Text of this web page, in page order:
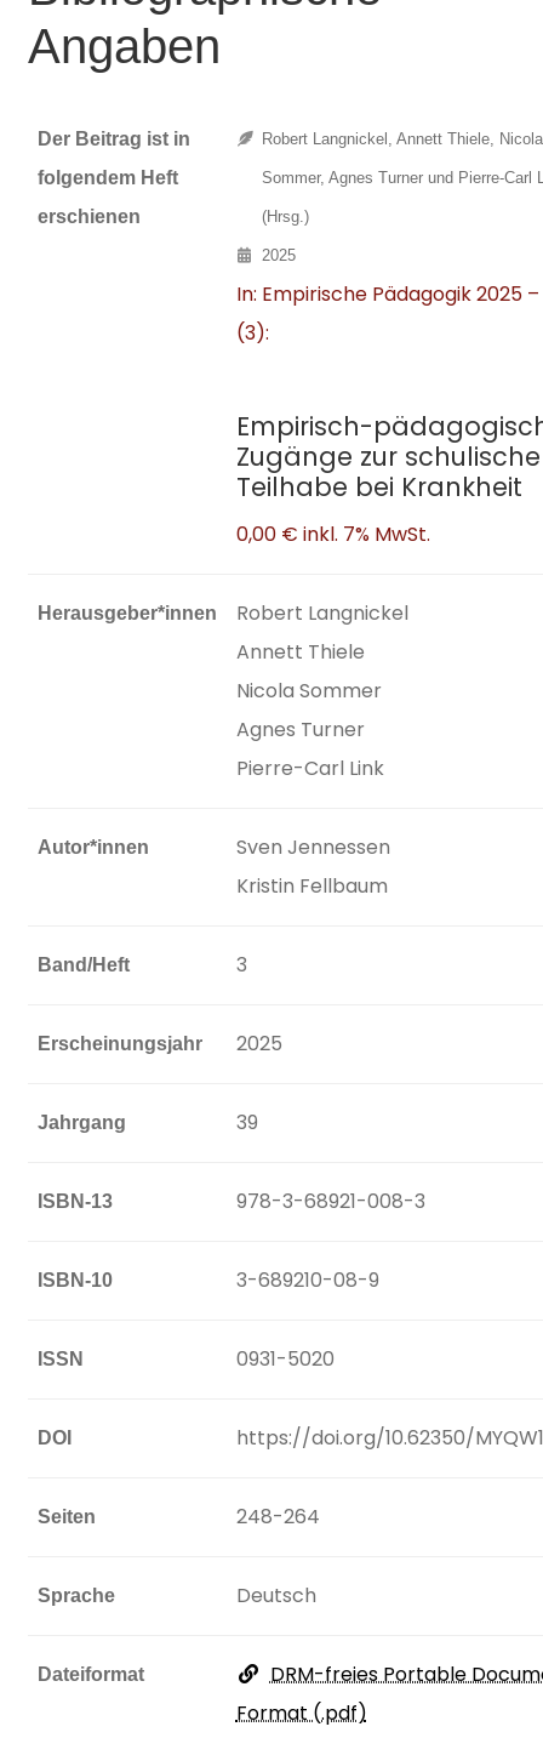
Angaben
Der Beitrag ist in
folgendem Heft
erschienen
Robert Langnickel, Annett Thiele, Nicola
Sommer, Agnes Turner und Pierre-Carl
(Hrsg.)
2025
In: Empirische Pädagogik 2025 –
(3):
Empirisch-
Zugänge zur
Teilhabe bei Krankheit
0,00 € inkl. 7% MwSt.
Herausgeber*innen
Robert Langnickel
Annett Thiele
Nicola Sommer
Agnes Turner
Pierre-Carl Link
Autor*innen
Sven Jennessen
Kristin Fellbaum
Band/Heft 3
Erscheinungsjahr 2025
Jahrgang 39
ISBN-13 978-3-68921-008-3
ISBN-10 3-689210-08-9
ISSN 0931-5020
DOI https://doi.org/10.62350/
Seiten 248-264
Sprache Deutsch
Dateiformat
DRM-freies Portable
Format (.pdf)